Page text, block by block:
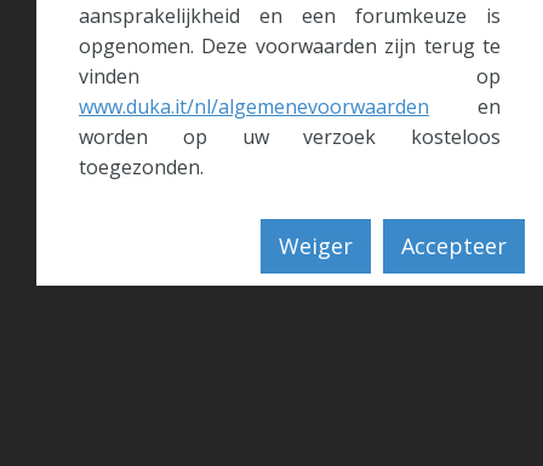
aansprakelijkheid en een forumkeuze is
opgenomen. Deze voorwaarden zijn terug te
vinden op
www.duka.it/nl/algemenevoorwaarden en
worden op uw verzoek kosteloos
toegezonden.
Weiger Accepteer